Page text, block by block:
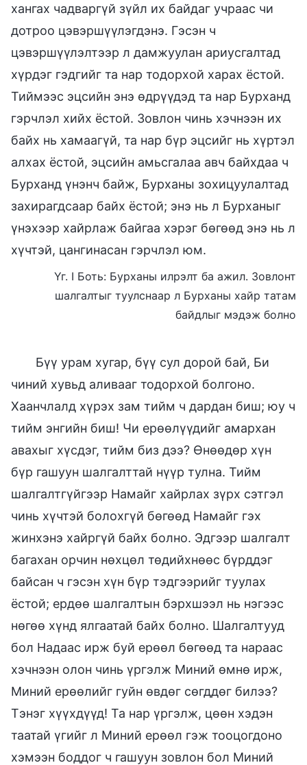
хангах чадваргүй зүйл их байдаг учраас чи
дотроо цэвэршүүлэгдэнэ. Гэсэн ч
цэвэршүүлэлтээр л дамжуулан ариусгалтад
хүрдэг гэдгийг та нар тодорхой харах ёстой.
Тиймээс эцсийн энэ өдрүүдэд та нар Бурханд
гэрчлэл хийх ёстой. Зовлон чинь хэчнээн их
байх нь хамаагүй, та нар бүр эцсийг нь хүртэл
алхах ёстой, эцсийн амьсгалаа авч байхдаа ч
Бурханд үнэнч байж, Бурханы зохицуулалтад
захирагдсаар байх ёстой; энэ нь л Бурханыг
үнэхээр хайрлаж байгаа хэрэг бөгөөд энэ нь л
хүчтэй, цангинасан гэрчлэл юм.
Үг. I Боть: Бурханы илрэлт ба ажил. Зовлонт
шалгалтыг туулснаар л Бурханы хайр татам
байдлыг мэдэж болно
Бүү урам хугар, бүү сул дорой бай, Би
чиний хувьд аливааг тодорхой болгоно.
Хаанчлалд хүрэх зам тийм ч дардан биш; юу ч
тийм энгийн биш! Чи ерөөлүүдийг амархан
авахыг хүсдэг, тийм биз дээ? Өнөөдөр хүн
бүр гашуун шалгалттай нүүр тулна. Тийм
шалгалтгүйгээр Намайг хайрлах зүрх сэтгэл
чинь хүчтэй болохгүй бөгөөд Намайг гэх
жинхэнэ хайргүй байх болно. Эдгээр шалгалт
багахан орчин нөхцөл төдийхнөөс бүрддэг
байсан ч гэсэн хүн бүр тэдгээрийг туулах
ёстой; ердөө шалгалтын бэрхшээл нь нэгээс
нөгөө хүнд ялгаатай байх болно. Шалгалтууд
бол Надаас ирж буй ерөөл бөгөөд та нараас
хэчнээн олон чинь үргэлж Миний өмнө ирж,
Миний ерөөлийг гуйн өвдөг сөгддөг билээ?
Тэнэг хүүхдүүд! Та нар үргэлж, цөөн хэдэн
таатай үгийг л Миний ерөөл гэж тооцогдоно
хэмээн боддог ч гашуун зовлон бол Миний